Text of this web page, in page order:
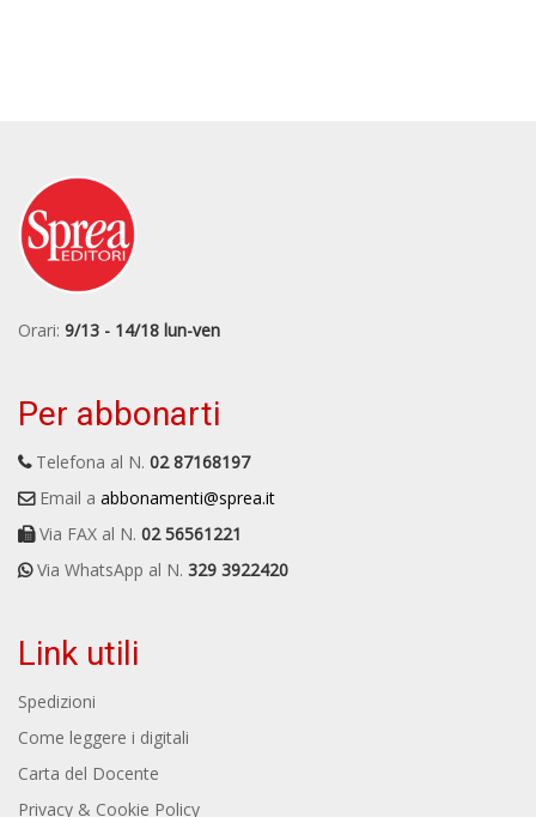
Orari: 9/13 - 14/18 lun-ven
Per abbonarti
Telefona al N. 02 87168197
Email a abbonamenti@sprea.it
Via FAX al N. 02 56561221
Via WhatsApp al N. 329 3922420
Link utili
Spedizioni
Come leggere i digitali
Carta del Docente
Privacy & Cookie Policy